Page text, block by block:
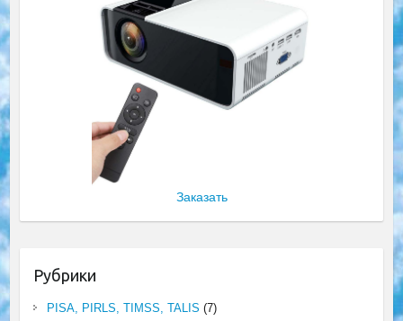
Заказать
Рубрики
PISA, PIRLS, TIMSS, TALIS (7)